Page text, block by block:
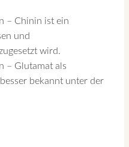
– Chinin ist ein
und
wird.
– Glutamat als
bekannt unter der